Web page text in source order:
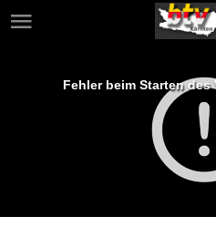
Fehler beim Starten des